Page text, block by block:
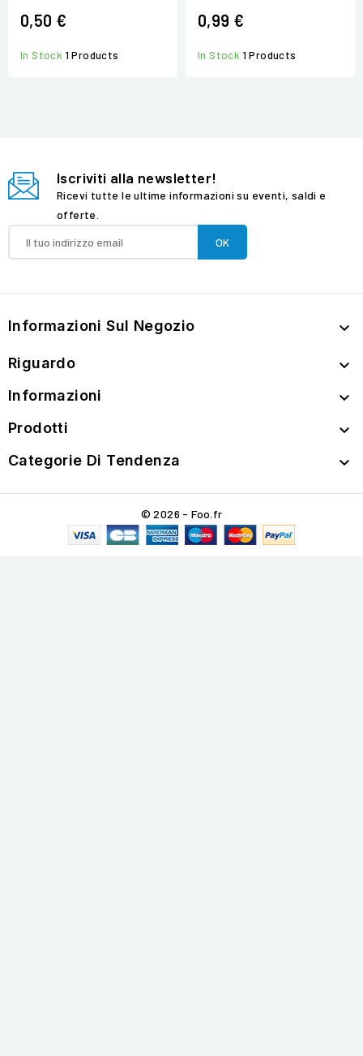
0,50 €
In Stock 1 Products
0,99 €
In Stock 1 Products
Iscriviti alla newsletter!
Ricevi tutte le ultime informazioni su eventi, saldi e
offerte.
Informazioni Sul Negozio 
Riguardo 
Informazioni 
Prodotti 
Categorie Di Tendenza 
© 2026 - Foo.fr